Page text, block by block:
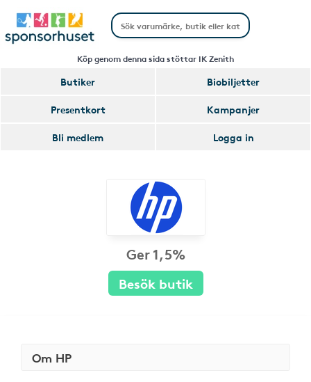
Köp genom denna sida stöttar IK Zenith
Butiker
Biobiljetter
Presentkort
Kampanjer
Bli medlem
Logga in
Ger 1,5%
Besök butik
Om HP